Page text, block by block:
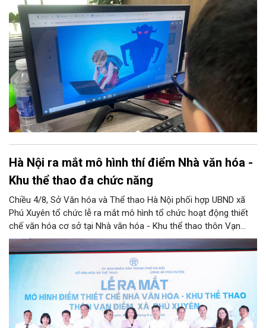
nhiệm vụ trọng tâm được giao cho các sở, ngành thực hiện
đồng bộ, từ hoàn thiện pháp lý, phát triển công nghệ AI, hạ tầng
IPv6 đến truyền thông và hỗ trợ sức khỏe tâm thần. Bên cạnh
đó, chương trình siết chặt trách nhiệm của doanh nghiệp công
nghệ, viễn thông và đơn vị cung cấp trò chơi điện tử trong việc
gỡ bỏ nội dung độc hại và bảo vệ thông tin riêng tư của trẻ.
Hà Nội ra mắt mô hình thí điểm Nhà văn hóa -
Khu thể thao đa chức năng
Chiều 4/8, Sở Văn hóa và Thể thao Hà Nội phối hợp UBND xã
Phú Xuyên tổ chức lễ ra mắt mô hình tổ chức hoạt động thiết
chế văn hóa cơ sở tại Nhà văn hóa - Khu thể thao thôn Vạn
Điểm, xã Phú Xuyên.